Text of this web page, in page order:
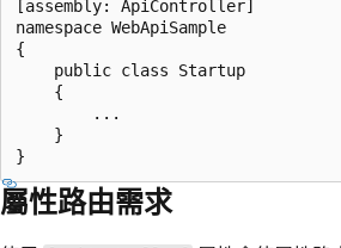
[assembly: ApiController]
namespace WebApiSample
{
    public class Startup
    {
        ...
    }
屬性路由需求